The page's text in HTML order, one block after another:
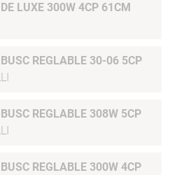
4CP 61CM
REGLABLE 30-06 5CP
REGLABLE 308W 5CP
REGLABLE 300W 4CP